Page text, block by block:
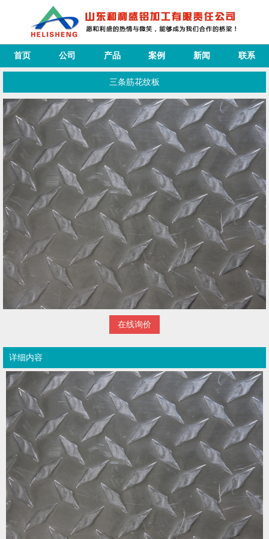
首页 公司 产品 案例 新闻 联系
三条筋花纹板
在线询价
详细内容